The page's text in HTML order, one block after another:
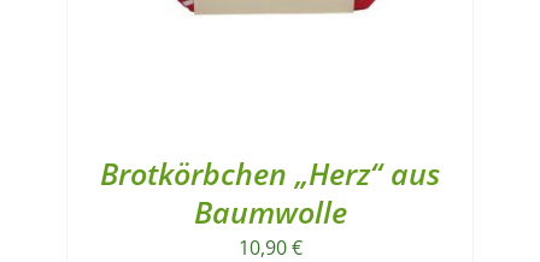
Brotkörbchen „Herz“ aus
Baumwolle
10,90€